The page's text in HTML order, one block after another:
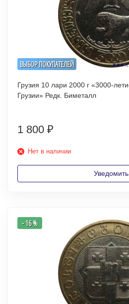
ВЫБОР ПОКУПАТЕЛЕЙ
Грузия 10 лари 2000 г «3000-летие государственности
Грузии» Редк. Биметалл
1 800 ₽
Нет в наличии
Уведомить
- 16 %